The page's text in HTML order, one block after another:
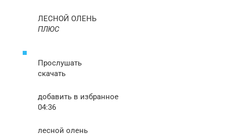
ЛЕСНОЙ ОЛЕНЬ
ПЛЮС
Прослушать
скачать
добавить в избранное
04:36
лесной олень